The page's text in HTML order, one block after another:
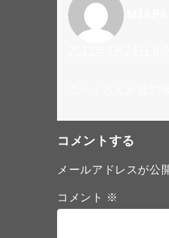
コメントする
メールアドレスが公
コメント ※